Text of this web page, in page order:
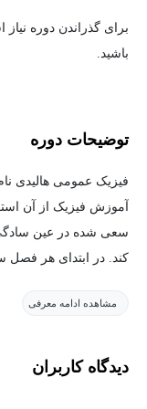
باشید.
توضیحات دوره
فیزیک عمومی هالیدی
آموزش فیزیک از آن
سعی شده در عین سادگی
کند. در ابتدای هر فصل
ما از کیلومترشمار
سرخوردن در یک روز
مشاهده ادامه معرفی
دیدگاه کاربران